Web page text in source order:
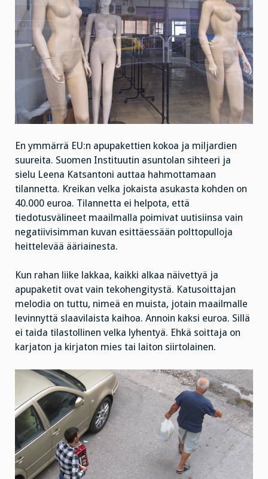
En ymmärrä EU:n apupakettien kokoa ja miljardien
suureita. Suomen Instituutin asuntolan sihteeri ja
sielu Leena Katsantoni auttaa hahmottamaan
tilannetta. Kreikan velka jokaista asukasta kohden on
40.000 euroa. Tilannetta ei helpota, että
tiedotusvälineet maailmalla poimivat uutisiinsa vain
negatiivisimman kuvan esittäessään polttopulloja
heittelevää ääriainesta.
Kun rahan liike lakkaa, kaikki alkaa näivettyä ja
apupaketit ovat vain tekohengitystä. Katusoittajan
melodia on tuttu, nimeä en muista, jotain maailmalle
levinnyttä slaavilaista kaihoa. Annoin kaksi euroa. Sillä
ei taida tilastollinen velka lyhentyä. Ehkä soittaja on
karjaton ja kirjaton mies tai laiton siirtolainen.